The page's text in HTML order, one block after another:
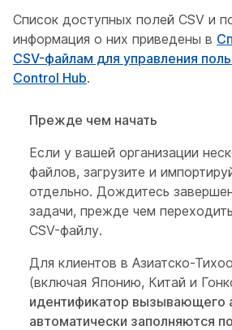
Список доступных полей CSV и
информация о них приведены в
CSV-файлам для управления
Control Hub.
Прежде чем начать
Если у вашей организации
файлов, загрузите и
отдельно. Дождитесь
задачи, прежде чем
CSV-файлу.
Для клиентов в Азиатско-
(включая Японию, Китай и
идентификатор вызывающего
автоматически заполняются